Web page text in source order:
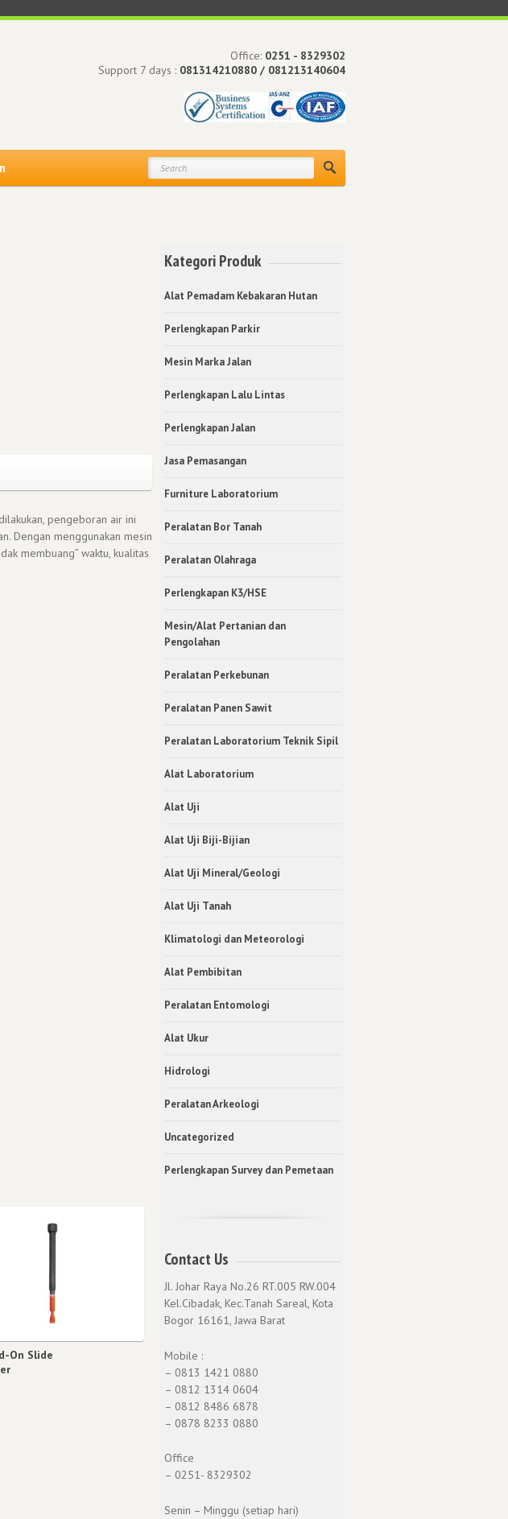
Office: 0251 - 8329302
Support 7 days : 081314210880 / 081213140604
pengeboran air ini
Dengan menggunakan mesin
membuang” waktu, kualitas
On Slide
Kategori Produk
Alat Pemadam Kebakaran Hutan
Perlengkapan Parkir
Mesin Marka Jalan
Perlengkapan Lalu Lintas
Perlengkapan Jalan
Jasa Pemasangan
Furniture Laboratorium
Peralatan Bor Tanah
Peralatan Olahraga
Perlengkapan K3/HSE
Mesin/Alat Pertanian dan
Pengolahan
Peralatan Perkebunan
Peralatan Panen Sawit
Peralatan Laboratorium Teknik Sipil
Alat Laboratorium
Alat Uji
Alat Uji Biji-Bijian
Alat Uji Mineral/Geologi
Alat Uji Tanah
Klimatologi dan Meteorologi
Alat Pembibitan
Peralatan Entomologi
Alat Ukur
Hidrologi
Peralatan Arkeologi
Uncategorized
Perlengkapan Survey dan Pemetaan
Contact Us
Jl. Johar Raya No.26 RT.005 RW.004
Kel.Cibadak, Kec.Tanah Sareal, Kota
Bogor 16161, Jawa Barat
Mobile :
– 0813 1421 0880
– 0812 1314 0604
– 0812 8486 6878
– 0878 8233 0880
Office
– 0251- 8329302
Senin – Minggu (setiap hari)